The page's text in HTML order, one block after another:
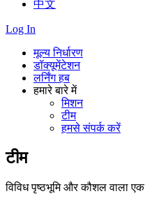
中文
Log In
मूल्य निर्धारण
डॉक्यूमेंटेशन
लर्निंग हब
हमारे बारे में
मिशन
टीम
हमसे संपर्क करें
टीम
विविध पृष्ठभूमि और कौशल वाला